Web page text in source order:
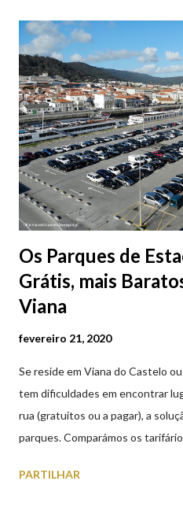
Os Parques de
Grátis, mais
Viana
fevereiro 21, 2020
Se reside em Viana do Castelo
tem dificuldades em encontrar
rua (gratuitos ou a pagar), a
parques. Comparámos os
subterrâneos) perto do centro
PARTILHAR